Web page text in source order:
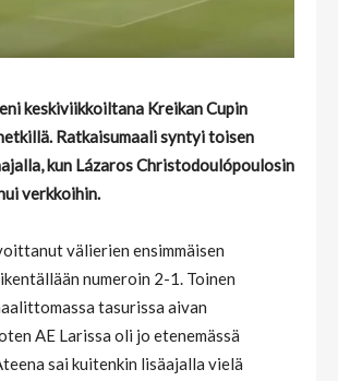
keskiviikkoiltana Kreikan Cupin
Ratkaisumaali syntyi toisen
kun Lázaros Christodoulópoulosin
verkkoihin.
välierien ensimmäisen
numeroin 2-1. Toinen
tasurissa aivan
AE Larissa oli jo etenemässä
sai kuitenkin lisäajalla vielä